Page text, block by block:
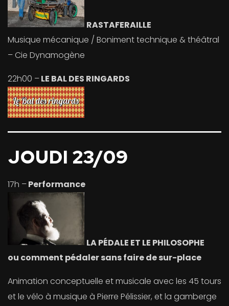
RASTAFERAILLE
Musique mécanique / Boniment technique & théâtral
– Cie Dynamogène
22h00 –LE BAL DES RINGARDS
JOUDI 23/09
17h –Performance
LA PÉDALE ET LE PHILOSOPHE
ou comment pédaler sans faire de sur-place
Animation conceptuelle et musicale avec les 45 tours
et le vélo à musique à Pierre Pélissier, et la gamberge